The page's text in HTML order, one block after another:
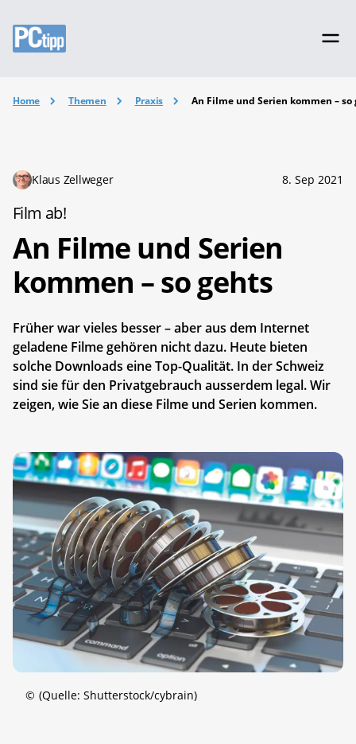
Home Themen Praxis An Filme und Serien kommen – so
Klaus Zellweger 8. Sep 2021
Film ab!
An Filme und Serien
kommen – so gehts
Früher war vieles besser – aber aus dem Internet
geladene Filme gehören nicht dazu. Heute bieten
solche Downloads eine Top-Qualität. In der Schweiz
sind sie für den Privatgebrauch ausserdem legal. Wir
zeigen, wie Sie an diese Filme und Serien kommen.
© (Quelle: Shutterstock/cybrain)